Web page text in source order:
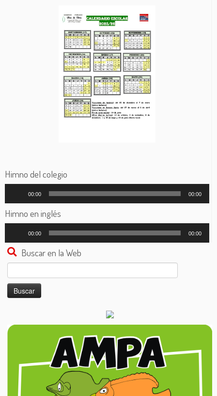
Himno del colegio
audio
00:00 00:00
Himno en inglés
audio
00:00 00:00
Buscar en la Web
Buscar: